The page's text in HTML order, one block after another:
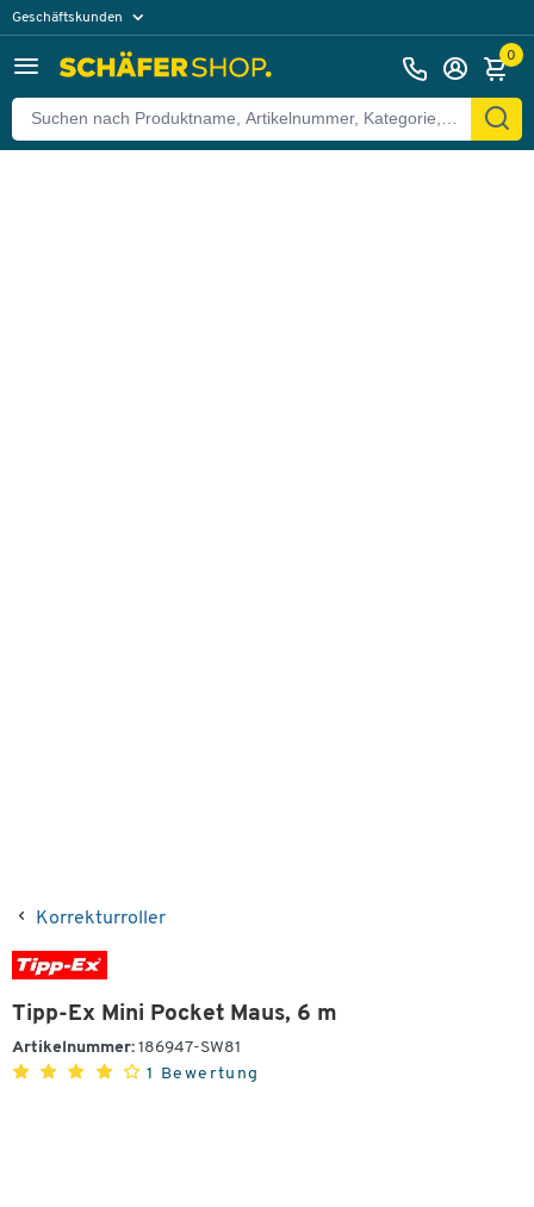
Geschäftskunden
0
Korrekturroller
Tipp-Ex Mini Pocket Maus, 6 m
Artikelnummer: 186947-SW81
1 Bewertung
Zurück